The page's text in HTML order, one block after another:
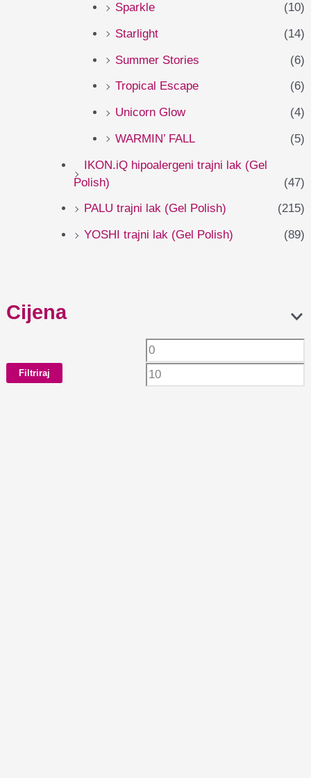
Sparkle
(10)
Starlight
(14)
Summer Stories
(6)
Tropical Escape
(6)
Unicorn Glow
(4)
WARMIN’ FALL
(5)
IKON.iQ hipoalergeni trajni lak (Gel
Polish)
(47)
PALU trajni lak (Gel Polish)
(215)
YOSHI trajni lak (Gel Polish)
(89)
Cijena
Filtriraj